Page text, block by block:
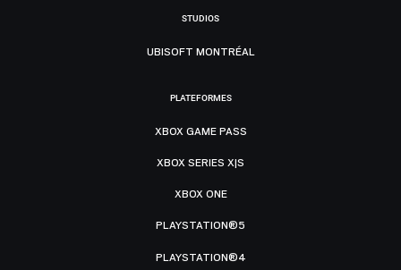
STUDIOS
UBISOFT MONTRÉAL
PLATEFORMES
XBOX GAME PASS
XBOX SERIES X|S
XBOX ONE
PLAYSTATION®5
PLAYSTATION®4